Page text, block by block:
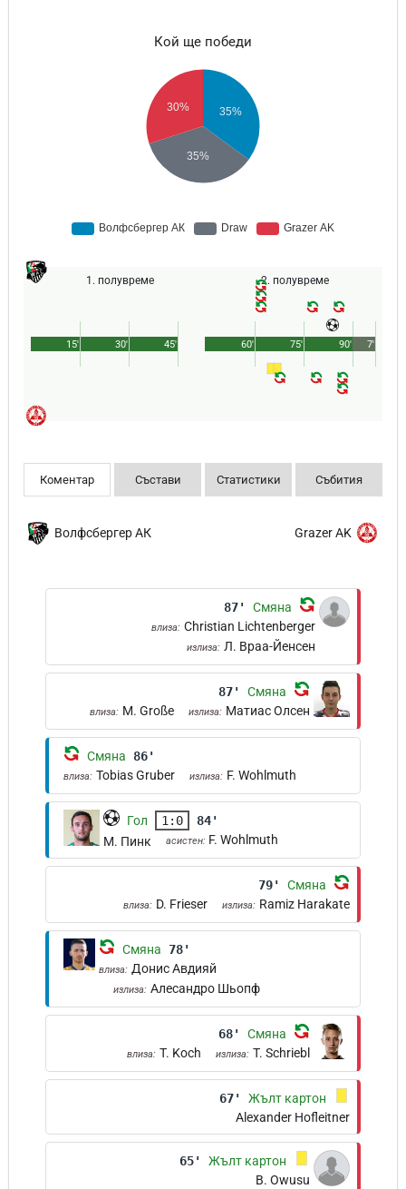
Кой ще победи
1. полувреме
45'
15' 30'
2. полувреме
90'
60' 75' 7'
Коментар Състави Статистики Събития
Волфсбергер АК Grazer AK
87' Смяна
влиза: Christian Lichtenberger
излиза: Л. Враа-Йенсен
87' Смяна
влиза: M. Große излиза: Матиас Олсен
Смяна 86'
влиза: Tobias Gruber излиза: F. Wohlmuth
Гол 1:0
84'
М. Пинк
асистен: F. Wohlmuth
79' Смяна
влиза: D. Frieser излиза: Ramiz Harakate
Смяна 78'
влиза: Донис Авдияй
излиза: Алесандро Шьопф
68' Смяна
влиза: T. Koch излиза: T. Schriebl
67'
Жълт картон
Alexander Hofleitner
65'
Жълт картон
B. Owusu